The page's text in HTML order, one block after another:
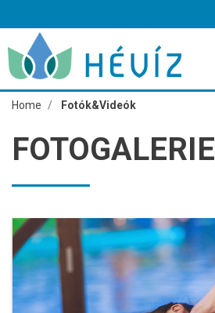
Home Fotók&Videók
FOTOGALERIE